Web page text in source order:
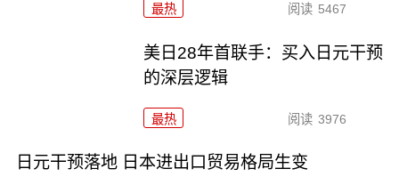
最热 阅读 5467
美日28年首联手：买入日元干预
的深层逻辑
最热 阅读 3976
日元干预落地 日本进出口贸易格局生变